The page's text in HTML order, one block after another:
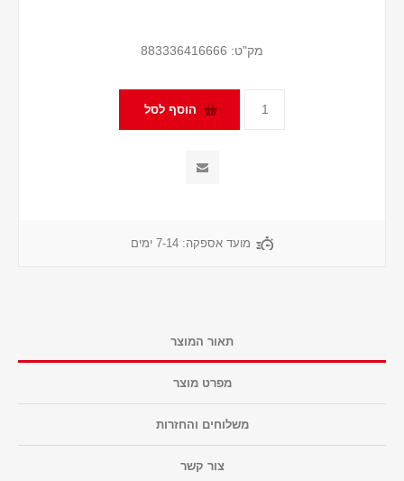
מק"ט: 883336416666
מועד אספקה: 7-14 ימים
תאור המוצר
מפרט מוצר
משלוחים והחזרות
צור קשר